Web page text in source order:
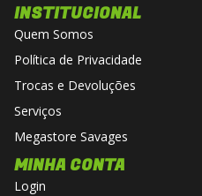
INSTITUCIONAL
Quem Somos
Política de Privacidade
Trocas e Devoluções
Serviços
Megastore Savages
MINHA CONTA
Login